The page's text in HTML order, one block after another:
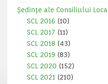
Ședințe ale Consiliului Local
SCL 2016 (10)
SCL 2017 (11)
SCL 2018 (43)
SCL 2019 (83)
SCL 2020 (152)
SCL 2021 (210)